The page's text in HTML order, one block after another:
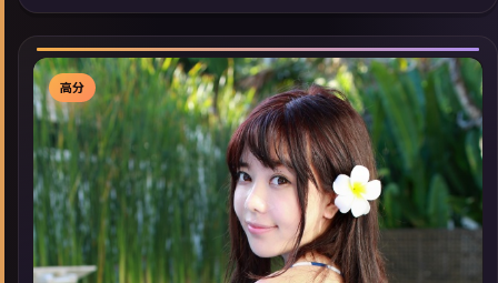
同类型高分佳作，畅享高清在线追剧体验。
▶
高分